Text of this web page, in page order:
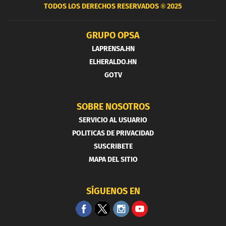
TODOS LOS DERECHOS RESERVADOS ®2025
GRUPO OPSA
LAPRENSA.HN
ELHERALDO.HN
GOTV
SOBRE NOSOTROS
SERVICIO AL USUARIO
POLITICAS DE PRIVACIDAD
SUSCRIBETE
MAPA DEL SITIO
SÍGUENOS EN